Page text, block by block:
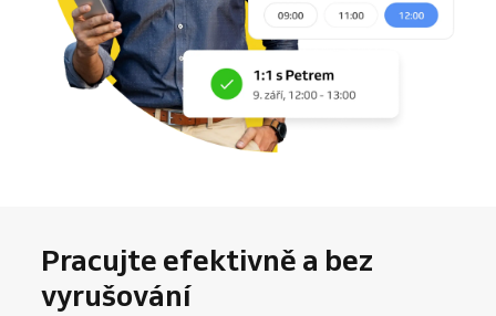
Pracujte efektivně a bez
vyrušování